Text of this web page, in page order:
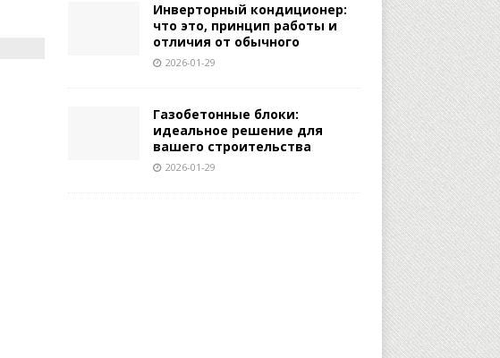
Инверторный кондиционер:
что это, принцип работы и
отличия от обычного
2026-01-29
Газобетонные блоки:
идеальное решение для
вашего строительства
2026-01-29